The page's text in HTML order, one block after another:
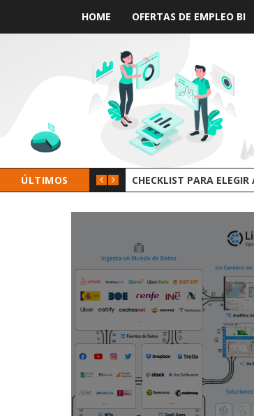
HOME OFERTAS DE EMPLEO BI
ÚLTIMOS